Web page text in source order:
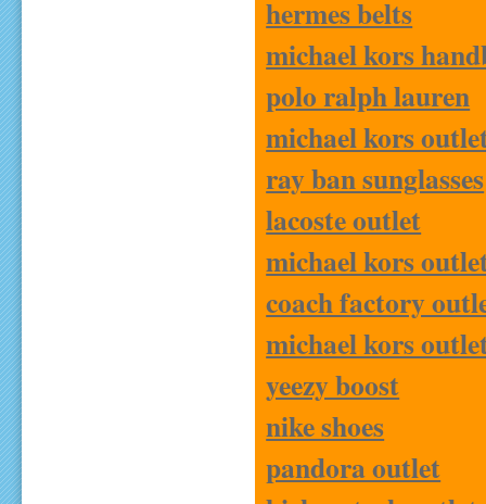
hermes belts
michael kors
polo ralph lauren
michael kors
ray ban sunglasses
lacoste outlet
michael kors
coach factory
michael kors
yeezy boost
nike shoes
pandora outlet